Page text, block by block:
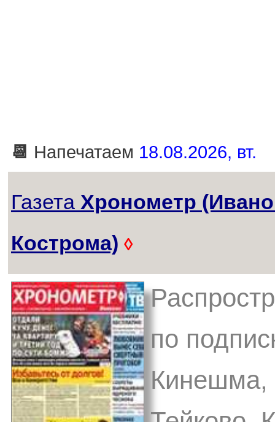
📆 Напечатаем 18.08.2026, вт.
Газета Хронометр
Кострома) ◊
по
Кинешма,